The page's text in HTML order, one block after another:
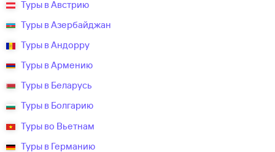
Туры в Австрию
Туры в Азербайджан
Туры в Андорру
Туры в Армению
Туры в Беларусь
Туры в Болгарию
Туры во Вьетнам
Туры в Германию